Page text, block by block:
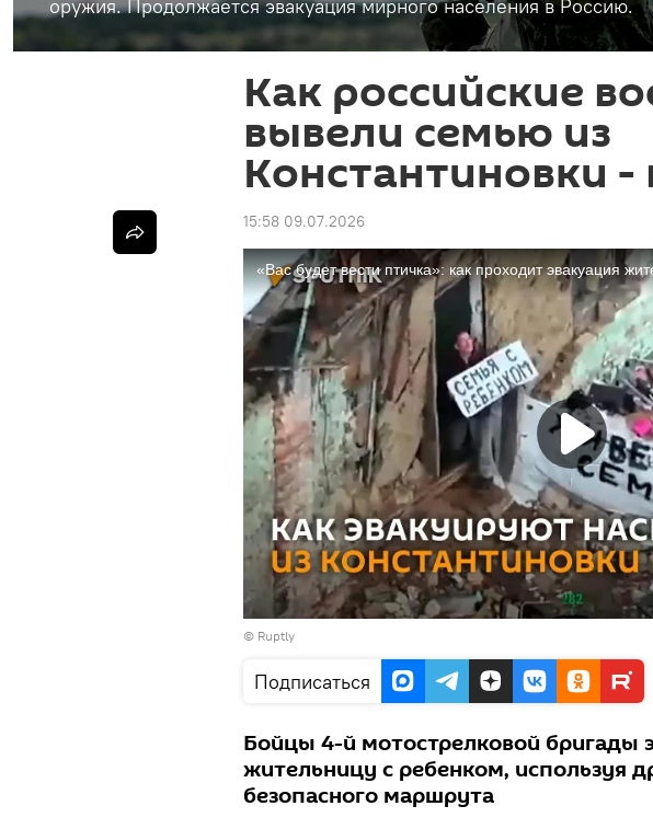
оружия. Продолжается эвакуация мирного населения в Россию.
Как российские
вывели семью из
Константиновки -
15:58 09.07.2026
© Ruptly
Подписаться
Бойцы 4-й мотострелковой бригады
жительницу с ребенком, используя
безопасного маршрута